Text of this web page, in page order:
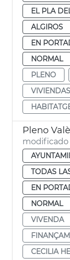
EL PLA
ALGIROS
EN
NORMAL
PLENO
VIVIENDAS
modificado
TODAS
EN
NORMAL
VIVENDA
CECILIA